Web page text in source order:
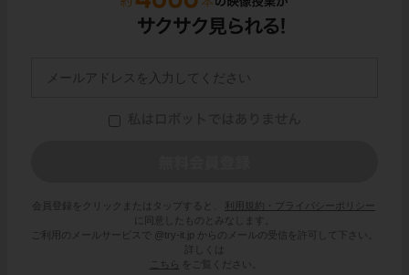
会員登録をクリックまたはタップすると、
利用規約・プライバシーポリシー
に同意したものとみなします。
ご利用のメールサービスで @try-it.jp からのメールの受信を許可して下さい。
詳しくは
こちら
をご覧ください。